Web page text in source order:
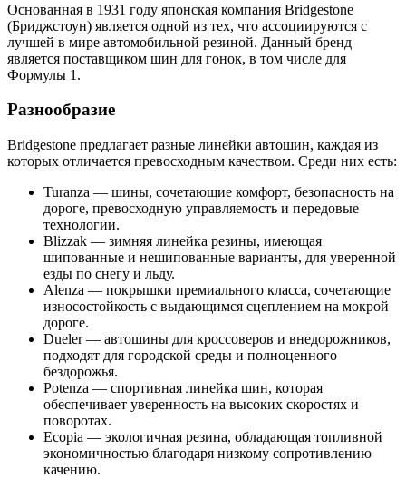
Основанная в 1931 году японская компания Bridgestone
(Бриджстоун) является одной из тех, что ассоциируются с
лучшей в мире автомобильной резиной. Данный бренд
является поставщиком шин для гонок, в том числе для
Формулы 1.
Разнообразие
Bridgestone предлагает разные линейки автошин, каждая из
которых отличается превосходным качеством. Среди них есть:
Turanza — шины, сочетающие комфорт, безопасность на
дороге, превосходную управляемость и передовые
технологии.
Blizzak — зимняя линейка резины, имеющая
шипованные и нешипованные варианты, для уверенной
езды по снегу и льду.
Alenza — покрышки премиального класса, сочетающие
износостойкость с выдающимся сцеплением на мокрой
дороге.
Dueler — автошины для кроссоверов и внедорожников,
подходят для городской среды и полноценного
бездорожья.
Potenza — спортивная линейка шин, которая
обеспечивает уверенность на высоких скоростях и
поворотах.
Ecopia — экологичная резина, обладающая топливной
экономичностью благодаря низкому сопротивлению
качению.